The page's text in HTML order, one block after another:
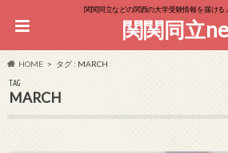
関関同立などの関西の大学受験情報を届ける
関関同立
HOME タグ : MARCH
TAG
MARCH